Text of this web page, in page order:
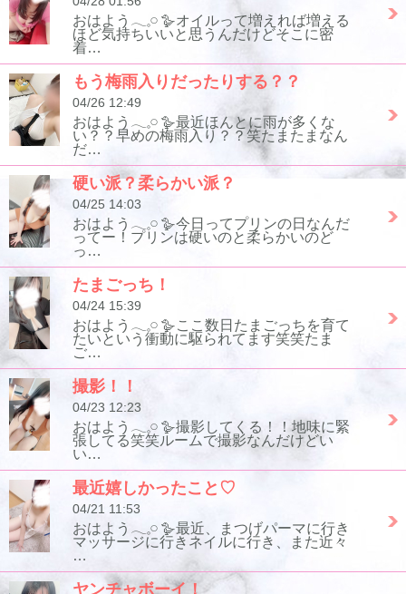
おはよう𓂃𓈒𓏸︎︎︎︎ 🪿オイルって増えれば増える
ほど気持ちいいと思うんだけどそこに密
着…
もう梅雨入りだったりする？？
04/26 12:49
おはよう𓂃𓈒𓏸︎︎︎︎ 🪿最近ほんとに雨が多くな
い？？早めの梅雨入り？？笑たまたまなん
だ…
硬い派？柔らかい派？
04/25 14:03
おはよう𓂃𓈒𓏸︎︎︎︎ 🪿今日ってプリンの日なんだ
ってー！プリンは硬いのと柔らかいのど
っ…
たまごっち！
04/24 15:39
おはよう𓂃𓈒𓏸︎︎︎︎ 🪿ここ数日たまごっちを育て
たいという衝動に駆られてます笑笑たま
ご…
撮影！！
04/23 12:23
おはよう𓂃𓈒𓏸︎︎︎︎ 🪿撮影してくる！！地味に緊
張してる笑笑ルームで撮影なんだけどい
い…
最近嬉しかったこと♡
04/21 11:53
おはよう𓂃𓈒𓏸︎︎︎︎ 🪿最近、まつげパーマに行き
マッサージに行きネイルに行き、また近々
…
ヤンチャボーイ！